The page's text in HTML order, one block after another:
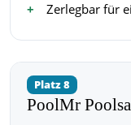
Zerlegbar für
Platz 8
PoolMr